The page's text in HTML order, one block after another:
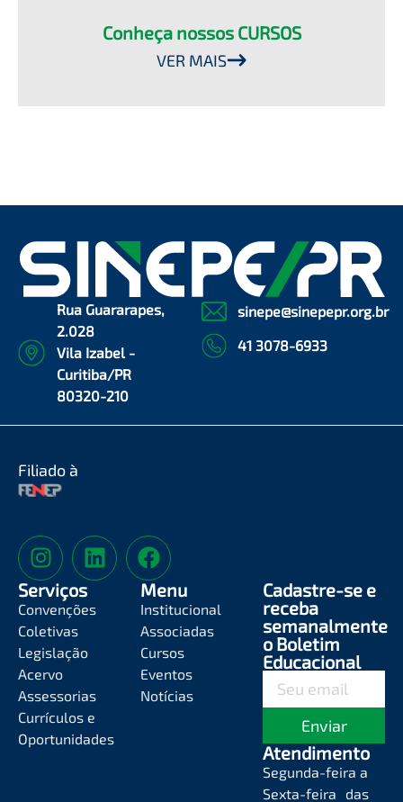
Conheça nossos CURSOS
VER MAIS
Rua Guararapes,
2.028
Vila Izabel -
Curitiba/PR
80320-210
sinepe@sinepepr.org.br
41 3078-6933
Filiado à
Serviços
Convenções
Coletivas
Legislação
Acervo
Assessorias
Currículos e
Oportunidades
Menu
Institucional
Associadas
Cursos
Eventos
Notícias
Cadastre-se e
receba
semanalmente
o Boletim
Educacional
Enviar
Atendimento
Segunda-feira a
Sexta-feira das